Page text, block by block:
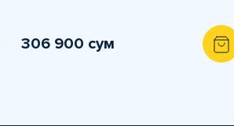
306 900 сум